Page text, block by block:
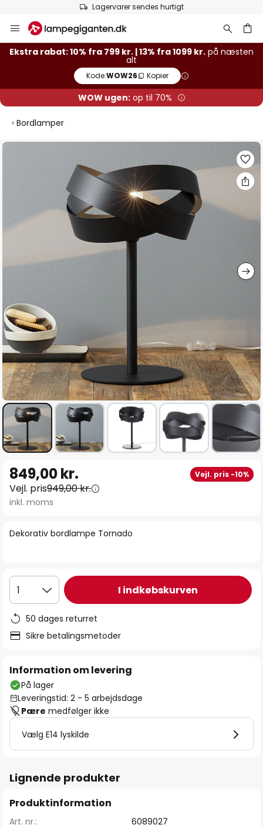
Lagervarer sendes hurtigt
to
Content
Ekstra rabat: 10% fra 799 kr. | 13% fra 1099 kr. på næsten
alt
Kode:WOW26 Kopier
WOW ugen:op til 70%
Bordlamper
Gå
billedgalleriet
starten
af
Dekorativ bordlampe Tornado
849,00 kr. Vejl. pris -10%
Vejl. pris949,00 kr.
inkl. moms
1 I indkøbskurven
50 dages returret
Sikre betalingsmetoder
Information om levering
På lager
Leveringstid: 2 - 5 arbejdsdage
Pære medfølger ikke
Vælg E14 lyskilde
Lignende produkter
Produktinformation
Art. nr.: 6089027